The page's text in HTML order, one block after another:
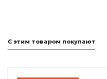
С этим товаром покупают